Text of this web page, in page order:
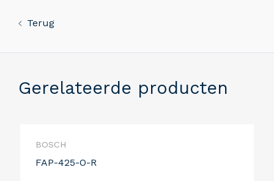
Terug
Gerelateerde producten
BOSCH
FAP-425-O-R